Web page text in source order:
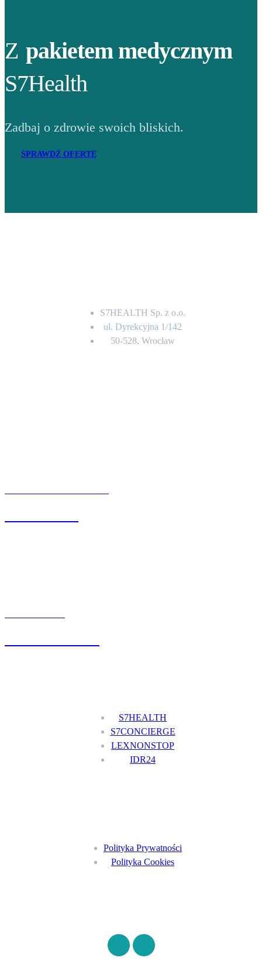
Z pakietem medycznym
S7Health
Zadbaj o zdrowie swoich bliskich.
SPRAWDŹ OFERTĘ
S7HEALTH Sp. z o.o.
ul. Dyrekcyjna 1/142
50-528, Wrocław
S7HEALTH
S7CONCIERGE
LEXNONSTOP
IDR24
Polityka Prywatności
Polityka Cookies